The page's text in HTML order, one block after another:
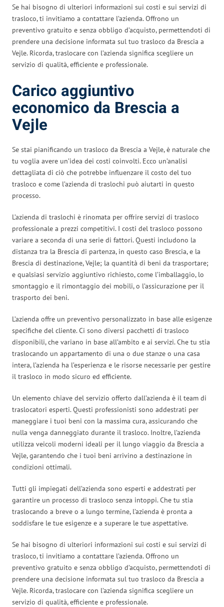
Se hai bisogno di ulteriori informazioni sui costi e sui servizi di
trasloco, ti invitiamo a contattare l’azienda. Offrono un
preventivo gratuito e senza obbligo d’acquisto, permettendoti di
prendere una decisione informata sul tuo trasloco da Brescia a
Vejle. Ricorda, traslocare con l’azienda significa scegliere un
servizio di qualità, efficiente e professionale.
Carico aggiuntivo
economico da Brescia a
Vejle
Se stai pianificando un trasloco da Brescia a Vejle, è naturale che
tu voglia avere un’idea dei costi coinvolti. Ecco un’analisi
dettagliata di ciò che potrebbe influenzare il costo del tuo
trasloco e come l’azienda di traslochi può aiutarti in questo
processo.
L’azienda di traslochi è rinomata per offrire servizi di trasloco
professionale a prezzi competitivi. I costi del trasloco possono
variare a seconda di una serie di fattori. Questi includono la
distanza tra la Brescia di partenza, in questo caso Brescia, e la
Brescia di destinazione, Vejle; la quantità di beni da trasportare;
e qualsiasi servizio aggiuntivo richiesto, come l’imballaggio, lo
smontaggio e il rimontaggio dei mobili, o l’assicurazione per il
trasporto dei beni.
L’azienda offre un preventivo personalizzato in base alle esigenze
specifiche del cliente. Ci sono diversi pacchetti di trasloco
disponibili, che variano in base all’ambito e ai servizi. Che tu stia
traslocando un appartamento di una o due stanze o una casa
intera, l’azienda ha l’esperienza e le risorse necessarie per gestire
il trasloco in modo sicuro ed efficiente.
Un elemento chiave del servizio offerto dall’azienda è il team di
traslocatori esperti. Questi professionisti sono addestrati per
maneggiare i tuoi beni con la massima cura, assicurando che
nulla venga danneggiato durante il trasloco. Inoltre, l’azienda
utilizza veicoli moderni ideali per il lungo viaggio da Brescia a
Vejle, garantendo che i tuoi beni arrivino a destinazione in
condizioni ottimali.
Tutti gli impiegati dell’azienda sono esperti e addestrati per
garantire un processo di trasloco senza intoppi. Che tu stia
traslocando a breve o a lungo termine, l’azienda è pronta a
soddisfare le tue esigenze e a superare le tue aspettative.
Se hai bisogno di ulteriori informazioni sui costi e sui servizi di
trasloco, ti invitiamo a contattare l’azienda. Offrono un
preventivo gratuito e senza obbligo d’acquisto, permettendoti di
prendere una decisione informata sul tuo trasloco da Brescia a
Vejle. Ricorda, traslocare con l’azienda significa scegliere un
servizio di qualità, efficiente e professionale.